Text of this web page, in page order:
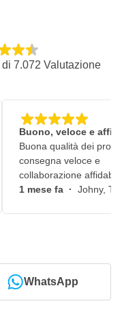
di 7.072 Valutazione
Buono, veloce e
Buona qualità dei
consegna veloce e
collaborazione
1 mese fa · Johny,
WhatsApp